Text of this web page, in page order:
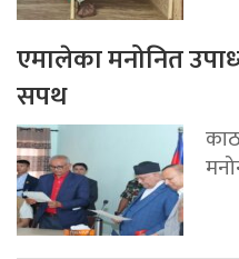
एमालेका मनोनित
सपथ